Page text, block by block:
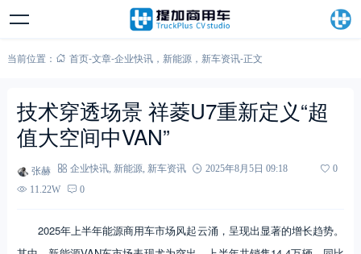
当前位置： 首页-文章-企业快讯， 新能源， 新车资讯-正文
技术穿透场景 祥菱U7重新定义“超
值大空间中VAN”
张赫 企业快讯, 新能源, 新车资讯 2025年8月5日 09:18
0
11.22W
0
2025年上半年能源商用车市场风起云涌，呈现出显著的增长趋势。